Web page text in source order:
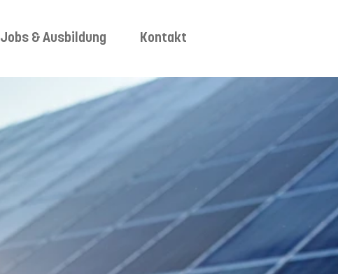
Jobs & Ausbildung Kontakt